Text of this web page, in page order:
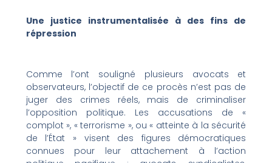
Une justice instrumentalisée à des fins de
répression
Comme l’ont souligné plusieurs avocats et
observateurs, l’objectif de ce procès n’est pas de
juger des crimes réels, mais de criminaliser
l’opposition politique. Les accusations de «
complot », « terrorisme », ou « atteinte à la sécurité
de l’État » visent des figures démocratiques
connues pour leur attachement à l’action